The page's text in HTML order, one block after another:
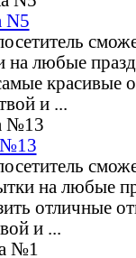
N5
на любые
красивые
и ...
№13
на любые
отличные
и ...